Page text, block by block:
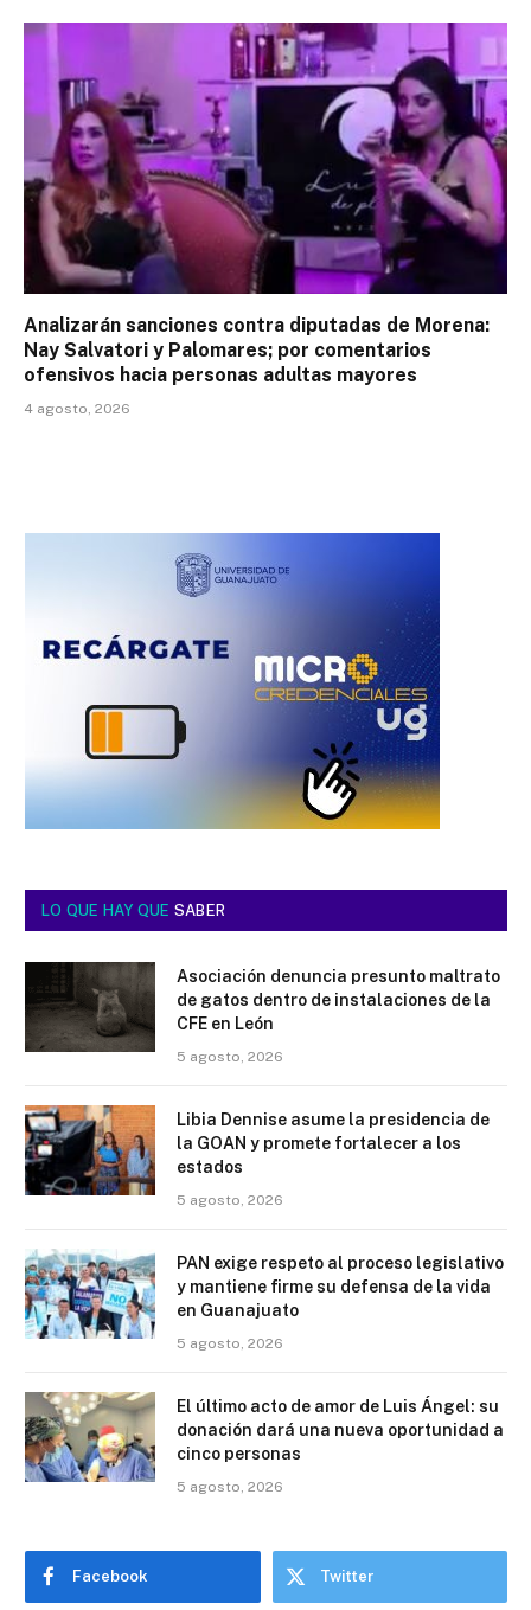
Analizarán sanciones contra diputadas de Morena:
Nay Salvatori y Palomares; por comentarios
ofensivos hacia personas adultas mayores
4 agosto, 2026
LO QUE HAY QUE SABER
Asociación denuncia presunto maltrato
de gatos dentro de instalaciones de la
CFE en León
5 agosto, 2026
Libia Dennise asume la presidencia de
la GOAN y promete fortalecer a los
estados
5 agosto, 2026
PAN exige respeto al proceso legislativo
y mantiene firme su defensa de la vida
en Guanajuato
5 agosto, 2026
El último acto de amor de Luis Ángel: su
donación dará una nueva oportunidad a
cinco personas
5 agosto, 2026
Facebook Twitter